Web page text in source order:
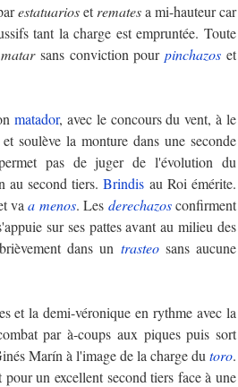
estatuariosetrematesa mi-hauteur car
tant la charge est empruntée. Toute
sans conviction pourpinchazos et
matador, avec le concours du vent, à le
soulève la monture dans une seconde
pas de juger de l'évolution du
au second tiers.Brindis au Roi émérite.
vaa menos. Les derechazosconfirment
sur ses pattes avant au milieu des
dans un trasteosans aucune
et la demi-véronique en rythme avec la
par à-coups aux piques puis sort
Marín à l'image de la charge dutoro.
un excellent second tiers face à une